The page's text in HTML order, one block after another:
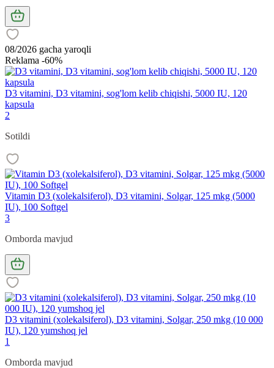
08/2026 gacha yaroqli
Reklama -60%
D3 vitamini, D3 vitamini, sog'lom kelib chiqishi, 5000 IU, 120
kapsula
2
Sotildi
Vitamin D3 (xolekalsiferol), D3 vitamini, Solgar, 125 mkg (5000
IU), 100 Softgel
3
Omborda mavjud
D3 vitamini (xolekalsiferol), D3 vitamini, Solgar, 250 mkg (10 000
IU), 120 yumshoq jel
1
Omborda mavjud